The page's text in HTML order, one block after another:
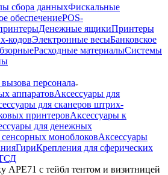
сбора данныхФискальные
обеспечениеPOS-
Денежные ящикиПринтеры
кодовЭлектронные весыБанковское
Расходные материалыСистемы
персонала
аппаратовАксессуары для
для сканеров штрих-
принтеровАксессуары к
для денежных
моноблоковАксессуары
ГириКрепления для сферических
APE71 с тейбл тентом и визитницей